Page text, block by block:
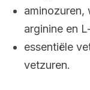
aminozuren,
arginine en
essentiële
vetzuren.